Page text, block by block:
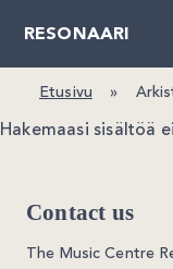
RESONAARI
Etusivu »
Hakemaasi sisältöä
Contact us
The Music Centre